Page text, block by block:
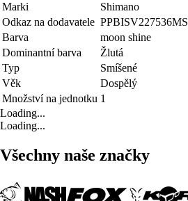
Marki
Shimano
Odkaz na dodavatele PPBISV227536MS
Barva
moon shine
Dominantní barva
Žlutá
Typ
Smíšené
Věk
Dospělý
Množství na jednotku 1
Loading...
Loading...
Všechny naše značky